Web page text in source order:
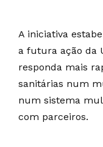
A iniciativa
a futura ação da
responda mais
sanitárias num
num sistema
com parceiros.